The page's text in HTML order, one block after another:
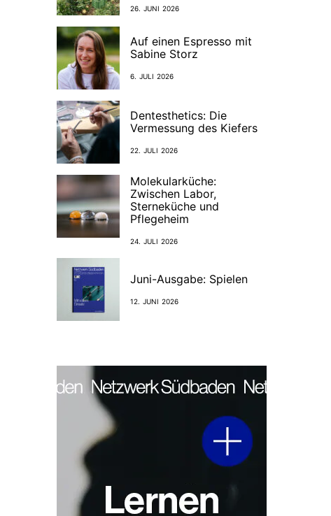
26. JUNI 2026
Auf einen Espresso mit
Sabine Storz
6. JULI 2026
Dentesthetics: Die
Vermessung des Kiefers
22. JULI 2026
Molekularküche:
Zwischen Labor,
Sterneküche und
Pflegeheim
24. JULI 2026
Juni-Ausgabe: Spielen
12. JUNI 2026